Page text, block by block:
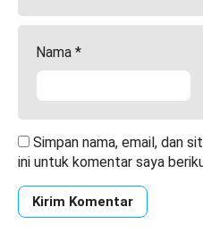
Nama *
Simpan nama, email, dan
ini untuk komentar saya